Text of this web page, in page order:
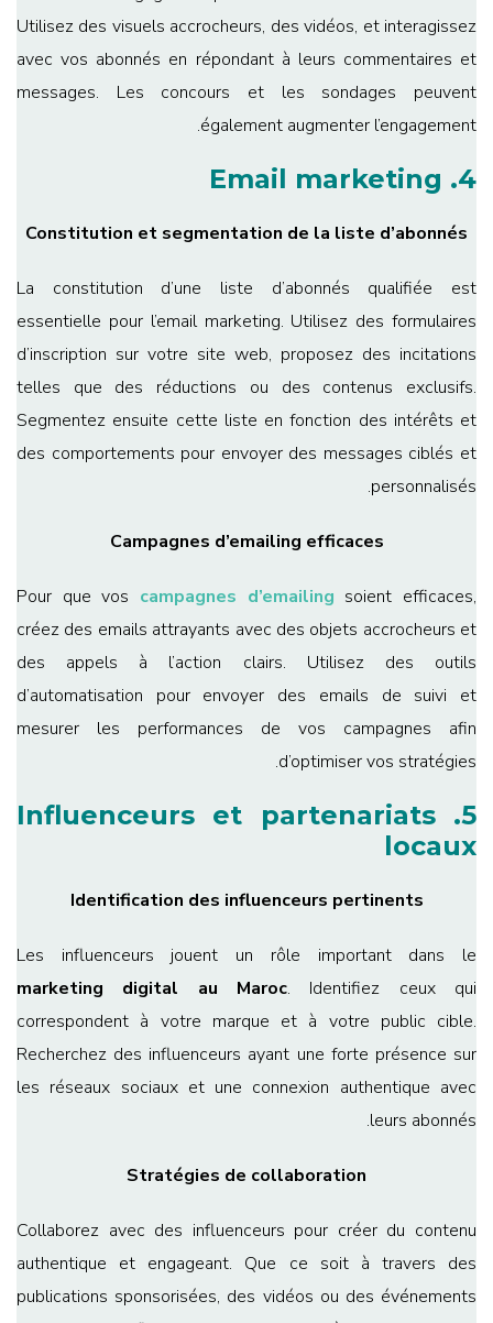
Utilisez des visuels accrocheurs, des vidéos, et interagissez
avec vos abonnés en répondant à leurs commentaires et
messages. Les concours et les sondages peuvent
également augmenter l’engagement.
4. Email marketing
Constitution et segmentation de la liste d’abonnés
La constitution d’une liste d’abonnés qualifiée est
essentielle pour l’email marketing. Utilisez des formulaires
d’inscription sur votre site web, proposez des incitations
telles que des réductions ou des contenus exclusifs.
Segmentez ensuite cette liste en fonction des intérêts et
des comportements pour envoyer des messages ciblés et
personnalisés.
Campagnes d’emailing efficaces
Pour que vos campagnes d’emailing soient efficaces,
créez des emails attrayants avec des objets accrocheurs et
des appels à l’action clairs. Utilisez des outils
d’automatisation pour envoyer des emails de suivi et
mesurer les performances de vos campagnes afin
d’optimiser vos stratégies.
5. Influenceurs et partenariats
locaux
Identification des influenceurs pertinents
Les influenceurs jouent un rôle important dans le
marketing digital au Maroc. Identifiez ceux qui
correspondent à votre marque et à votre public cible.
Recherchez des influenceurs ayant une forte présence sur
les réseaux sociaux et une connexion authentique avec
leurs abonnés.
Stratégies de collaboration
Collaborez avec des influenceurs pour créer du contenu
authentique et engageant. Que ce soit à travers des
publications sponsorisées, des vidéos ou des événements